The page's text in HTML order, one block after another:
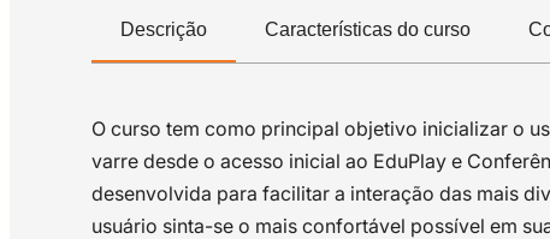
Descrição Características do curso
O curso tem como principal objetivo inicializar o
varre desde o acesso inicial ao EduPlay e
desenvolvida para facilitar a interação das mais
usuário sinta-se o mais confortável possível em